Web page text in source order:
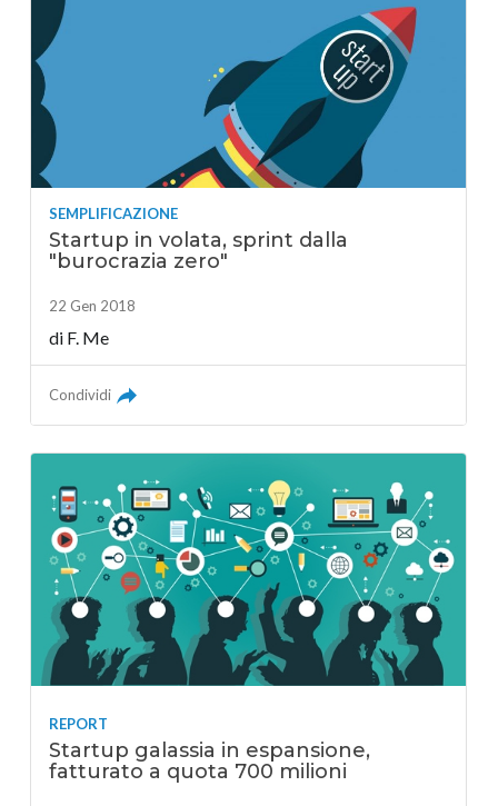
SEMPLIFICAZIONE
Startup in volata, sprint dalla
"burocrazia zero"
22 Gen 2018
di F. Me
Condividi
REPORT
Startup galassia in espansione,
fatturato a quota 700 milioni